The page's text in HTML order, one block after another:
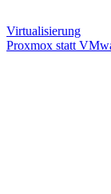
Virtualisierung
Proxmox statt